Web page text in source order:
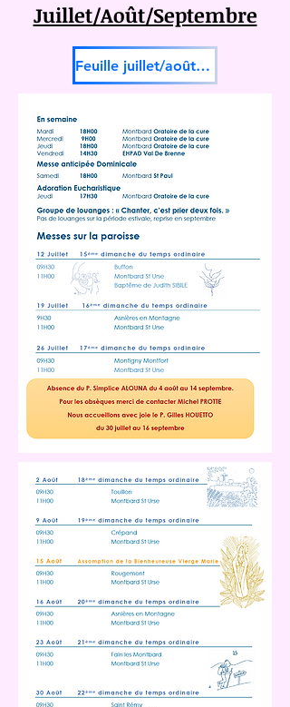
Juillet/Août/Septembre
Feuille juillet/août/septembre